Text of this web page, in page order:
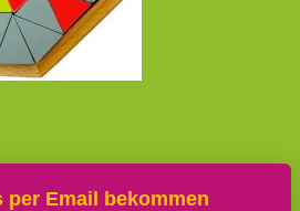
per Email bekommen